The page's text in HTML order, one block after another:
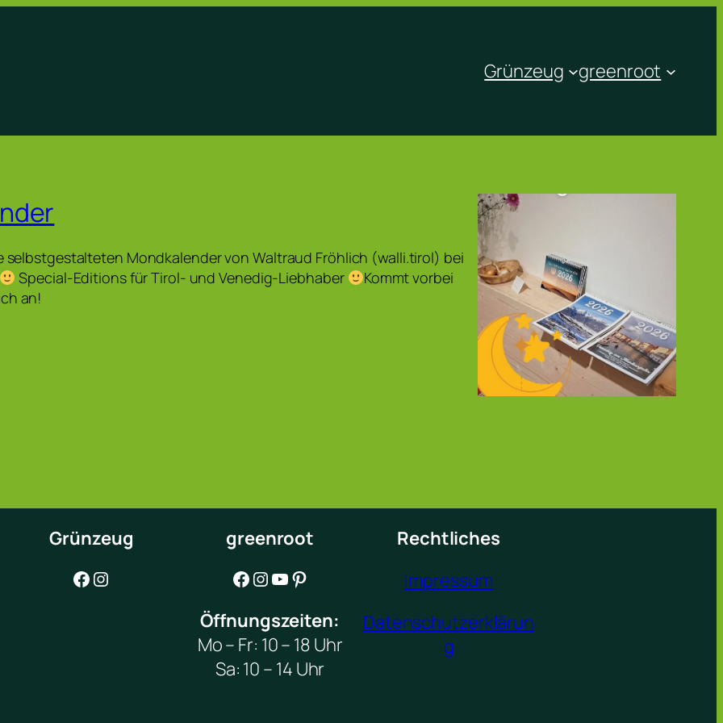
Grünzeug greenroot
selbstgestalteten Mondkalender von Waltraud Fröhlich (walli.tirol) bei
Special-Editions für Tirol- und Venedig-Liebhaber
Kommt vorbei
an!
Grünzeug
Facebook Instagram
greenroot
Facebook Instagram YouTube Pinterest
Öffnungszeiten:
Mo – Fr: 10 – 18 Uhr
Sa: 10 – 14 Uhr
Rechtliches
Impressum
Datenschutzerklärun
g